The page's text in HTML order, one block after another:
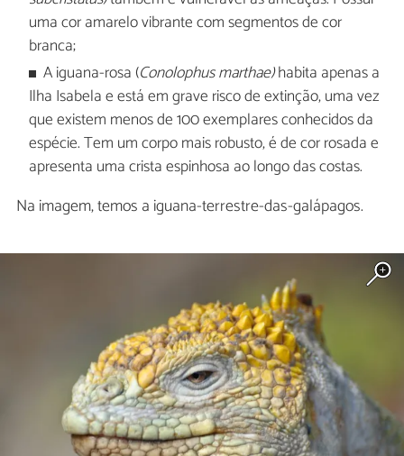
uma cor amarelo vibrante com segmentos de cor
branca;
A iguana-rosa (Conolophus marthae)habita apenas a
Ilha Isabela e está em grave risco de extinção, uma vez
que existem menos de 100 exemplares conhecidos da
espécie. Tem um corpo mais robusto, é de cor rosada e
apresenta uma crista espinhosa ao longo das costas.
Na imagem, temos a iguana-terrestre-das-galápagos.